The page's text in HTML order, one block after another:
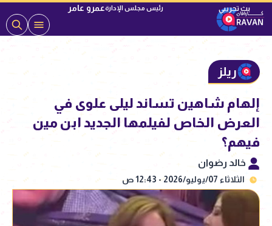
رئيس مجلس الإدارةعمرو عامر
ريلز
إلهام شاهين تساند ليلى علوى في
العرض الخاص لفيلمها الجديد ابن مين
فيهم؟
خالد رضوان
الثلاثاء 07/يوليو/2026 - 12:43 ص